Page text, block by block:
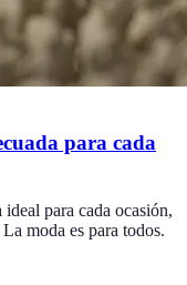
para cada
para cada ocasión,
moda es para todos.